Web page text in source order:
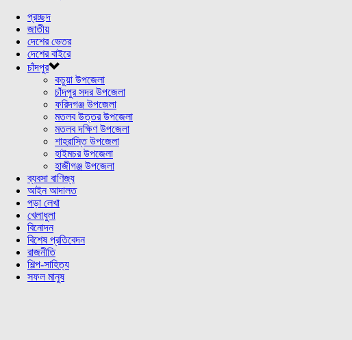
প্রচ্ছদ
জাতীয়
দেশের ভেতর
দেশের বাইরে
চাঁদপুর
কচুয়া উপজেলা
চাঁদপুর সদর উপজেলা
ফরিদগঞ্জ উপজেলা
মতলব উত্তর উপজেলা
মতলব দক্ষিণ উপজেলা
শাহরাস্তি উপজেলা
হাইমচর উপজেলা
হাজীগঞ্জ উপজেলা
ব্যবসা বাণিজ্য
আইন আদালত
পড়া লেখা
খেলাধুলা
বিনোদন
বিশেষ প্রতিবেদন
রাজনীতি
শিল্প-সাহিত্য
সফল মানুষ